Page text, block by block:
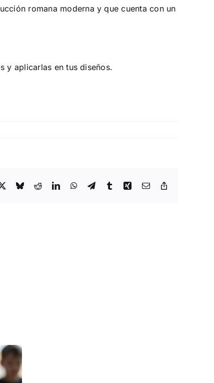
romana moderna y que cuenta con un
y aplicarlas en tus diseños.
X BlueskyRedditLinkedInWhatsApp
TelegramTumblrXing Correo